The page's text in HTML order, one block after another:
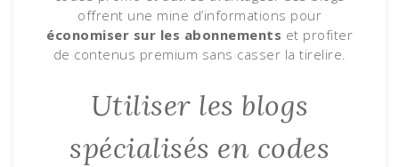
offrent une mine d’informations pour
économiser sur les abonnements et profiter
de contenus premium sans casser la tirelire.
Utiliser les blogs
spécialisés en codes